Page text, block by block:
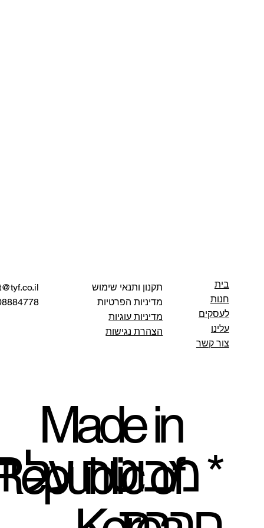
בית
חנות
לעסקים
עלינו
צור קשר
תקנון ותנאי שימוש
מדיניות הפרטיות
מדיניות עוגיות
הצהרת נגישות
0508884778
Made in
of
* מבוטח על